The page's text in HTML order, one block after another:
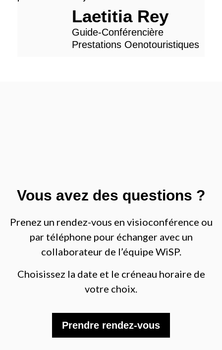
Laetitia Rey
Guide-Conférencière
Prestations Oenotouristiques
Vous avez des questions ?
Prenez un rendez-vous en visioconférence ou
par téléphone pour échanger avec un
collaborateur de l’équipe WiSP.
Choisissez la date et le créneau horaire de
votre choix.
Prendre rendez-vous